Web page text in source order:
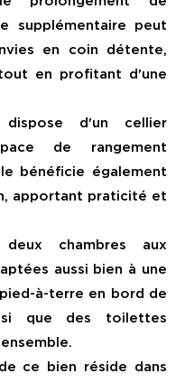
supplémentaire peut
en coin détente,
en profitant d'une
dispose d'un cellier
de rangement
bénéficie également
apportant praticité et
chambres aux
aussi bien à une
à-terre en bord de
que des toilettes
ce bien réside dans